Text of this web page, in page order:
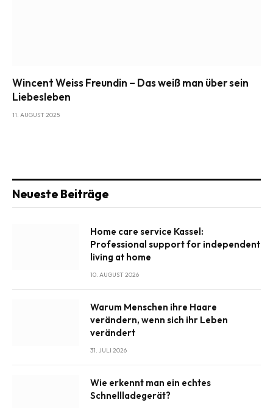
Wincent Weiss Freundin – Das weiß man über sein
Liebesleben
11. AUGUST 2025
Neueste Beiträge
Home care service Kassel:
Professional support for independent
living at home
10. AUGUST 2026
Warum Menschen ihre Haare
verändern, wenn sich ihr Leben
verändert
31. JULI 2026
Wie erkennt man ein echtes
Schnellladegerät?